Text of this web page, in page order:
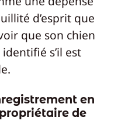
d’esprit que
que son chien
s’il est
en
de